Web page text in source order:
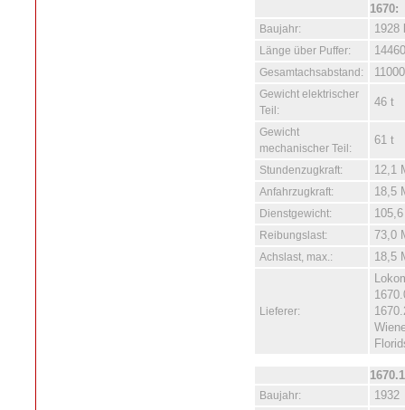
1670:
Baujahr:
1928
Länge über Puffer:
Gesamtachsabstand:
Gewicht elektrischer
Teil:
46 t
Gewicht
mechanischer Teil:
61 t
Stundenzugkraft:
12,1
Anfahrzugkraft:
18,5
Dienstgewicht:
Reibungslast:
73,0
Achslast, max.:
18,5
Lieferer:
Baujahr: 1932